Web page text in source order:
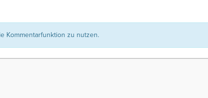
Kommentarfunktion zu nutzen.